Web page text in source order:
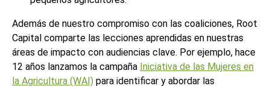
Además de nuestro compromiso con las coaliciones, Root
Capital comparte las lecciones aprendidas en nuestras
áreas de impacto con audiencias clave. Por ejemplo, hace
12 años lanzamos la campaña Iniciativa de las Mujeres en
la Agricultura (WAI) para identificar y abordar las